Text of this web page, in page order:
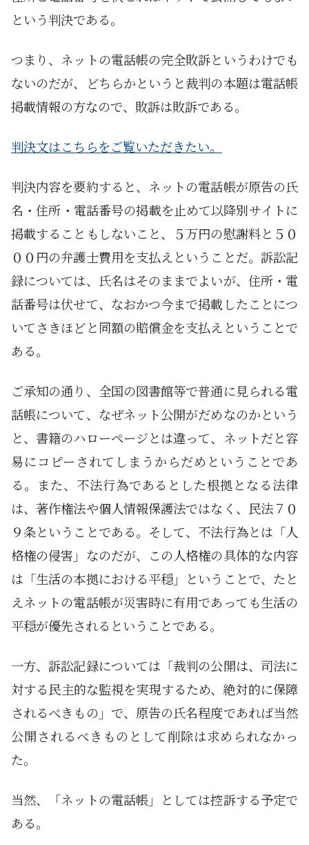
という判決である。
つまり、ネットの電話帳の完全敗訴というわけでも
ないのだが、どちらかというと裁判の本題は電話帳
掲載情報の方なので、敗訴は敗訴である。
判決文はこちらをご覧いただきたい。
判決内容を要約すると、ネットの電話帳が原告の氏
名・住所・電話番号の掲載を止めて以降別サイトに
掲載することもしないこと、５万円の慰謝料と５０
００円の弁護士費用を支払えということだ。訴訟記
録については、氏名はそのままでよいが、住所・電
話番号は伏せて、なおかつ今まで掲載したことにつ
いてさきほどと同額の賠償金を支払えということで
ある。
ご承知の通り、全国の図書館等で普通に見られる電
話帳について、なぜネット公開がだめなのかという
と、書籍のハローページとは違って、ネットだと容
易にコピーされてしまうからだめということであ
る。また、不法行為であるとした根拠となる法律
は、著作権法や個人情報保護法ではなく、民法７０
９条ということである。そして、不法行為とは「人
格権の侵害」なのだが、この人格権の具体的な内容
は「生活の本拠における平穏」ということで、たと
えネットの電話帳が災害時に有用であっても生活の
平穏が優先されるということである。
一方、訴訟記録については「裁判の公開は、司法に
対する民主的な監視を実現するため、絶対的に保障
されるべきもの」で、原告の氏名程度であれば当然
公開されるべきものとして削除は求められなかっ
た。
当然、「ネットの電話帳」としては控訴する予定で
ある。